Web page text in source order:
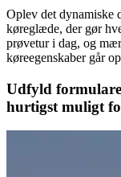
Oplev det dynamiske
køreglæde, der gør
prøvetur i dag, og
køreegenskaber går
Udfyld
hurtigst muligt